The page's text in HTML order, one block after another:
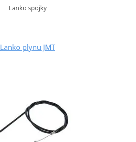
Lanko spojky
Lanko plynu JMT